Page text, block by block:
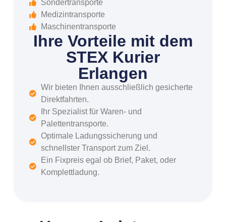
Sondertransporte
Medizintransporte
Maschinentransporte
Ihre Vorteile mit dem
STEX Kurier
Erlangen
Wir bieten Ihnen ausschließlich gesicherte
Direktfahrten.
Ihr Spezialist für Waren- und
Palettentransporte.
Optimale Ladungssicherung und
schnellster Transport zum Ziel.
Ein Fixpreis egal ob Brief, Paket, oder
Komplettladung.